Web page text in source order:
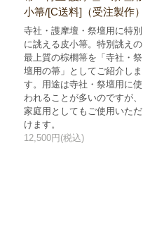
小箒/[C送料]（受注製作）
寺社・護摩壇・祭壇用に特別
に誂える皮小箒。特別誂えの
最上質の棕櫚箒を「寺社・祭
壇用の箒」としてご紹介しま
す。用途は寺社・祭壇用に使
われることが多いのですが、
家庭用としてもご使用いただ
けます。
12,500円(税込)